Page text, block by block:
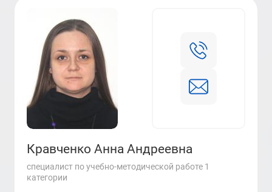
Кравченко Анна Андреевна
специалист по учебно-методической работе 1
категории